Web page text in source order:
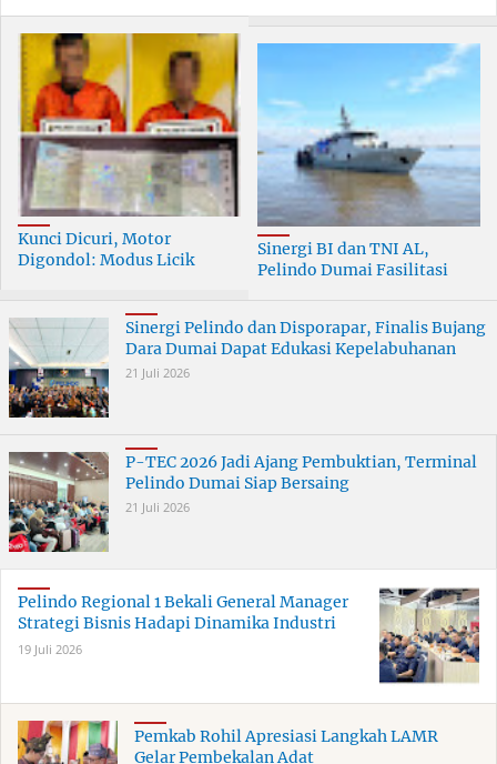
Kunci Dicuri, Motor
Digondol: Modus Licik
Terungkap
Sinergi BI dan TNI AL,
Pelindo Dumai Fasilitasi
Sinergi Pelindo dan Disporapar, Finalis Bujang
Dara Dumai Dapat Edukasi Kepelabuhanan
21 Juli 2026
P-TEC 2026 Jadi Ajang Pembuktian, Terminal
Pelindo Dumai Siap Bersaing
21 Juli 2026
Pelindo Regional 1 Bekali General Manager
Strategi Bisnis Hadapi Dinamika Industri
19 Juli 2026
Pemkab Rohil Apresiasi Langkah LAMR
Gelar Pembekalan Adat